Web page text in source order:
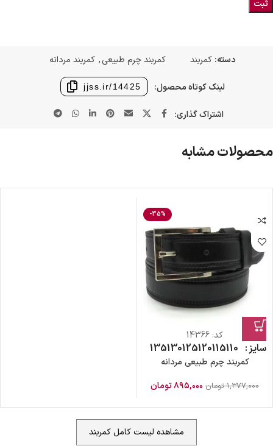
دسته: کمربند کمربند چرم طبیعی, کمربند مردانه
لینک کوتاه محصول: jjss.ir/14425
اشتراک گذاری:
محصولات مشابه
-35%
کد: 14366
سایز 110
115
120
125
130
135
کمربند چرم طبیعی مردانه
۱,۳۷۷,۰۰۰ تومان ۸۹۵,۰۰۰تومان
مشاهده لیست کامل کمربند